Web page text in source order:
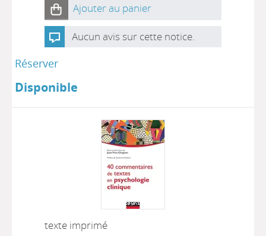
Ajouter au panier
Aucun avis sur cette notice.
Réserver
Disponible
texte imprimé